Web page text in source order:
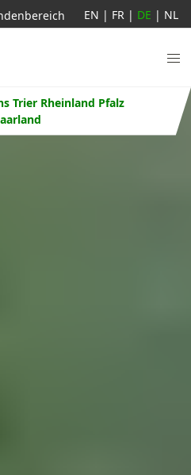
Trier Rheinland Pfalz
EN | FR | DE | NL